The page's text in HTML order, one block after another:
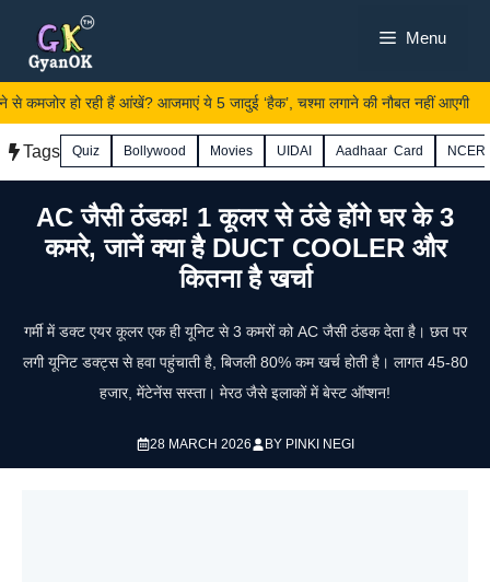
content
Menu
से कमजोर हो रही हैं आंखें? आजमाएं ये 5 जादुई ‘हैक’, चश्मा लगाने की नौबत नहीं आएगी
Tags Quiz Bollywood Movies UIDAI Aadhaar Card
AC जैसी ठंडक! 1 कूलर से ठंडे होंगे घर के 3
कमरे, जानें क्या है DUCT COOLER और
कितना है खर्चा
गर्मी में डक्ट एयर कूलर एक ही यूनिट से 3 कमरों को AC जैसी ठंडक देता है। छत पर
लगी यूनिट डक्ट्स से हवा पहुंचाती है, बिजली 80% कम खर्च होती है। लागत 45-80
हजार, मेंटेनेंस सस्ता। मेरठ जैसे इलाकों में बेस्ट ऑप्शन!
28 MARCH 2026 BY PINKI NEGI